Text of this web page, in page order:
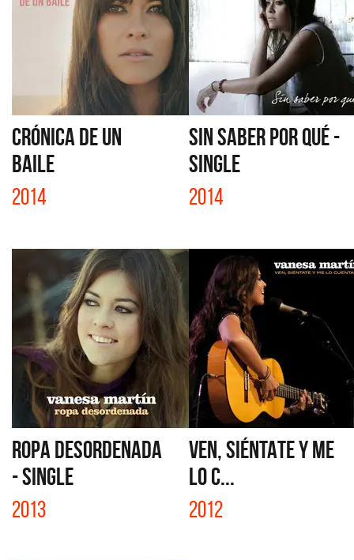
CRÓNICA DE UN
BAILE
2014
SIN SABER POR QUÉ -
SINGLE
2014
ROPA DESORDENADA
- SINGLE
2013
VEN, SIÉNTATE Y ME
LO C...
2012